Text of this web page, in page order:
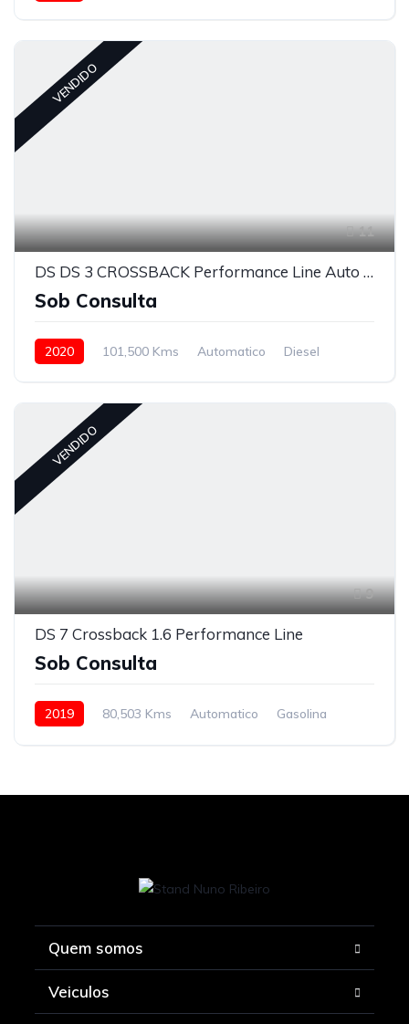
VENDIDO
11
DS DS 3 CROSSBACK Performance Line Auto #2
Sob Consulta
2020 101,500 Kms Automatico Diesel
VENDIDO
9
DS 7 Crossback 1.6 Performance Line
Sob Consulta
2019 80,503 Kms Automatico
Gasolina
Quem somos
Veiculos